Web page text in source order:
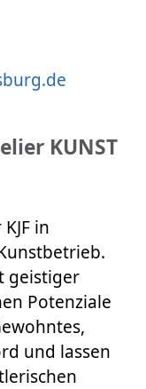
KUNST
in
geistiger
Potenziale
und lassen